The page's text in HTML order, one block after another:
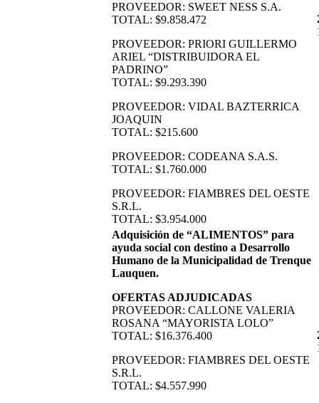
PROVEEDOR: SWEET NESS S.A.
TOTAL: $9.858.472
PROVEEDOR: PRIORI GUILLERMO
ARIEL “DISTRIBUIDORA EL
PADRINO”
TOTAL: $9.293.390
PROVEEDOR: VIDAL BAZTERRICA
JOAQUIN
TOTAL: $215.600
PROVEEDOR: CODEANA S.A.S.
TOTAL: $1.760.000
PROVEEDOR: FIAMBRES DEL OESTE
S.R.L.
TOTAL: $3.954.000
Adquisición de “ALIMENTOS” para
ayuda social con destino a Desarrollo
Humano de la Municipalidad de Trenque
Lauquen.
OFERTAS ADJUDICADAS
PROVEEDOR: CALLONE VALERIA
ROSANA “MAYORISTA LOLO”
TOTAL: $16.376.400
PROVEEDOR: FIAMBRES DEL OESTE
S.R.L.
TOTAL: $4.557.990